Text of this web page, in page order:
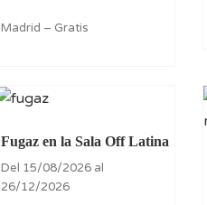
Madrid – Gratis
Fugaz en la Sala Off Latina
Del 15/08/2026 al
26/12/2026